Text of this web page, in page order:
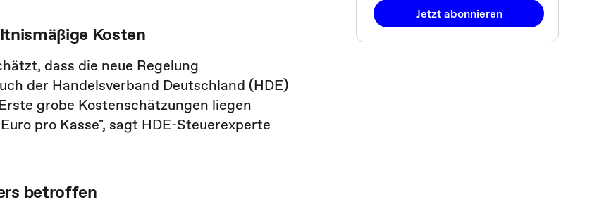
Kosten
dass die neue Regelung
der Handelsverband Deutschland (HDE)
grobe Kostenschätzungen liegen
pro Kasse", sagt HDE-Steuerexperte
betroffen
Jetzt abonnieren